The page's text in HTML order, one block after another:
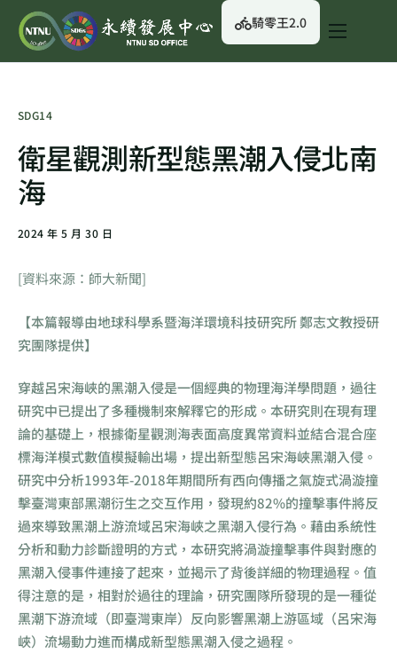
關於我們
永續資訊
校園綠生活
English
騎零王2.0
SDG14
衛星觀測新型態黑潮入侵北南
海
2024 年 5 月 30 日
[資料來源：師大新聞]
【本篇報導由地球科學系暨海洋環境科技研究所 鄭志文教授研
究團隊提供】
穿越呂宋海峽的黑潮入侵是一個經典的物理海洋學問題，過往
研究中已提出了多種機制來解釋它的形成。本研究則在現有理
論的基礎上，根據衛星觀測海表面高度異常資料並結合混合座
標海洋模式數值模擬輸出場，提出新型態呂宋海峽黑潮入侵。
研究中分析1993年-2018年期間所有西向傳播之氣旋式渦漩撞
擊臺灣東部黑潮衍生之交互作用，發現約82%的撞擊事件將反
過來導致黑潮上游流域呂宋海峽之黑潮入侵行為。藉由系統性
分析和動力診斷證明的方式，本研究將渦漩撞擊事件與對應的
黑潮入侵事件連接了起來，並揭示了背後詳細的物理過程。值
得注意的是，相對於過往的理論，研究團隊所發現的是一種從
黑潮下游流域（即臺灣東岸）反向影響黑潮上游區域（呂宋海
峽）流場動力進而構成新型態黑潮入侵之過程。